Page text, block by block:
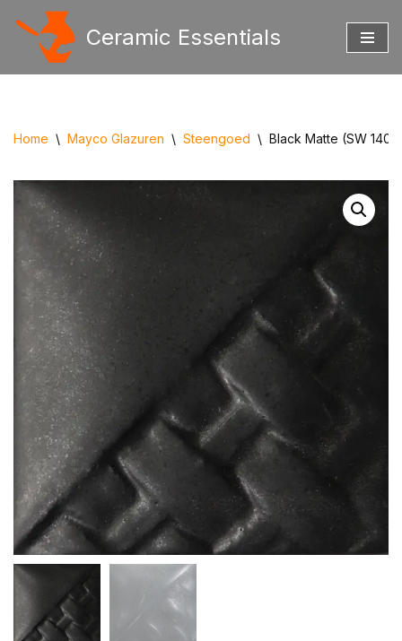
Ceramic Essentials
Home \ Mayco Glazuren \ Steengoed \ Black Matte (SW 140)